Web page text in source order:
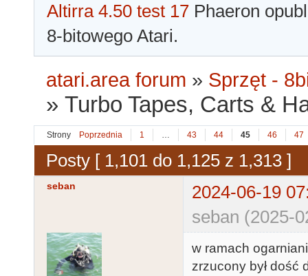
Altirra 4.50 test 17 Phaeron
8-bitowego Atari.
atari.area forum » Sprzęt -
»Turbo Tapes, Carts &
Strony Poprzednia 1 … 43 44 45 46 47
Posty [ 1,101 do 1,125 z 1,313 ]
seban
2024-06-19
seban (2025-
w ramach
zrzucony był dość